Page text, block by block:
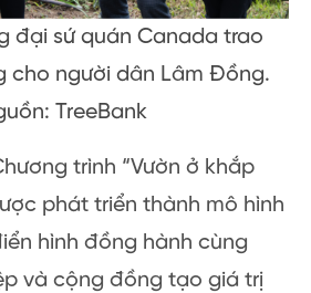
đại sứ quán Canada trao
cho người dân Lâm Đồng.
TreeBank
trình “Vườn ở khắp
phát triển thành mô hình
hình đồng hành cùng
và cộng đồng tạo giá trị